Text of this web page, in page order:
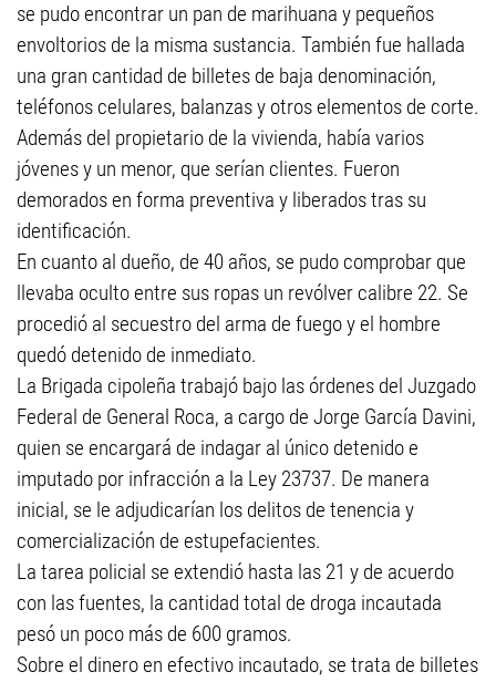
se pudo encontrar un pan de marihuana y pequeños
envoltorios de la misma sustancia. También fue hallada
una gran cantidad de billetes de baja denominación,
teléfonos celulares, balanzas y otros elementos de corte.
Además del propietario de la vivienda, había varios
jóvenes y un menor, que serían clientes. Fueron
demorados en forma preventiva y liberados tras su
identificación.
En cuanto al dueño, de 40 años, se pudo comprobar que
llevaba oculto entre sus ropas un revólver calibre 22. Se
procedió al secuestro del arma de fuego y el hombre
quedó detenido de inmediato.
La Brigada cipoleña trabajó bajo las órdenes del Juzgado
Federal de General Roca, a cargo de Jorge García Davini,
quien se encargará de indagar al único detenido e
imputado por infracción a la Ley 23737. De manera
inicial, se le adjudicarían los delitos de tenencia y
comercialización de estupefacientes.
La tarea policial se extendió hasta las 21 y de acuerdo
con las fuentes, la cantidad total de droga incautada
pesó un poco más de 600 gramos.
Sobre el dinero en efectivo incautado, se trata de billetes